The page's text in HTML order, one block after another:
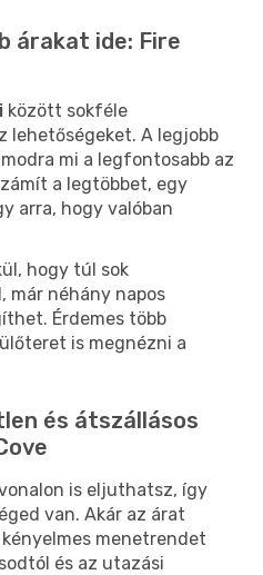
árakat ide: Fire
között sokféle
lehetőségeket. A legjobb
mi a legfontosabb az
a legtöbbet, egy
arra, hogy valóban
hogy túl sok
már néhány napos
Érdemes több
is megnézni a
és átszállásos
is eljuthatsz, így
van. Akár az árat
menetrendet
és az utazási